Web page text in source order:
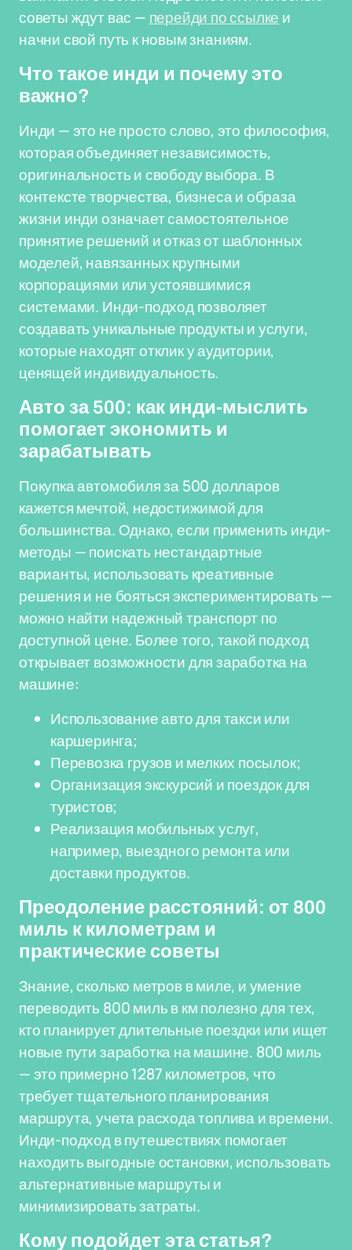
советы ждут вас — перейди по ссылке и
начни свой путь к новым знаниям.
Что такое инди и почему это
важно?
Инди — это не просто слово, это философия,
которая объединяет независимость,
оригинальность и свободу выбора. В
контексте творчества, бизнеса и образа
жизни инди означает самостоятельное
принятие решений и отказ от шаблонных
моделей, навязанных крупными
корпорациями или устоявшимися
системами. Инди-подход позволяет
создавать уникальные продукты и услуги,
которые находят отклик у аудитории,
ценящей индивидуальность.
Авто за 500: как инди-мыслить
помогает экономить и
зарабатывать
Покупка автомобиля за 500 долларов
кажется мечтой, недостижимой для
большинства. Однако, если применить инди-
методы — поискать нестандартные
варианты, использовать креативные
решения и не бояться экспериментировать —
можно найти надежный транспорт по
доступной цене. Более того, такой подход
открывает возможности для заработка на
машине:
Использование авто для такси или
каршеринга;
Перевозка грузов и мелких посылок;
Организация экскурсий и поездок для
туристов;
Реализация мобильных услуг,
например, выездного ремонта или
доставки продуктов.
Преодоление расстояний: от 800
миль к километрам и
практические советы
Знание, сколько метров в миле, и умение
переводить 800 миль в км полезно для тех,
кто планирует длительные поездки или ищет
новые пути заработка на машине. 800 миль
— это примерно 1287 километров, что
требует тщательного планирования
маршрута, учета расхода топлива и времени.
Инди-подход в путешествиях помогает
находить выгодные остановки, использовать
альтернативные маршруты и
минимизировать затраты.
Кому подойдет эта статья?